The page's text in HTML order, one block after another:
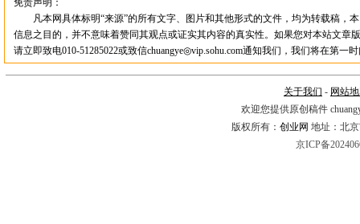
免责声明：
凡本网具体标明“来源”的所有文字、图片和其他形式的文件，均为转载稿，
信息之目的，并不意味着赞同其观点或证实其内容的真实性。如果您对本站文章
请立即致电010-51285022或致信chuangye◎vip.sohu.com通知我们，我们将在第一